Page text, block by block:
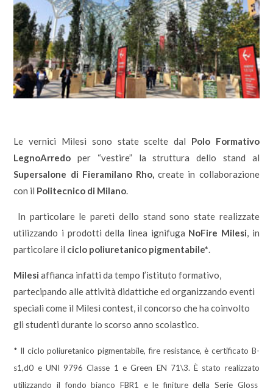
Le vernici Milesi sono state scelte dal Polo Formativo
LegnoArredo per “vestire” la struttura dello stand al
Supersalone di Fieramilano Rho,create in collaborazione
con il Politecnico di Milano.
In particolare le pareti dello stand sono state realizzate
utilizzando i prodotti della linea ignifuga NoFire Milesi, in
particolare il ciclo poliuretanico pigmentabile*.
Milesi affianca infatti da tempo l’istituto formativo,
partecipando alle attività didattiche ed organizzando eventi
speciali come il Milesi contest, il concorso che ha coinvolto
gli studenti durante lo scorso anno scolastico.
* Il ciclo poliuretanico pigmentabile, fire resistance, è certificato B-
s1,d0 e UNI 9796 Classe 1 e Green EN 71\3. È stato realizzato
utilizzando il fondo bianco FBR1 e le finiture della Serie Gloss